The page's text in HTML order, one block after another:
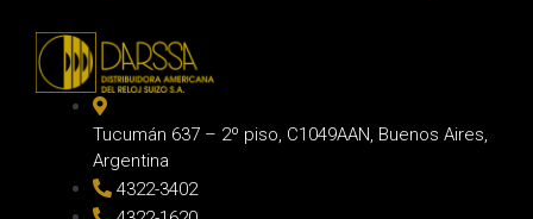
Tucumán 637 – 2º piso, C1049AAN, Buenos Aires,
Argentina
4322-3402